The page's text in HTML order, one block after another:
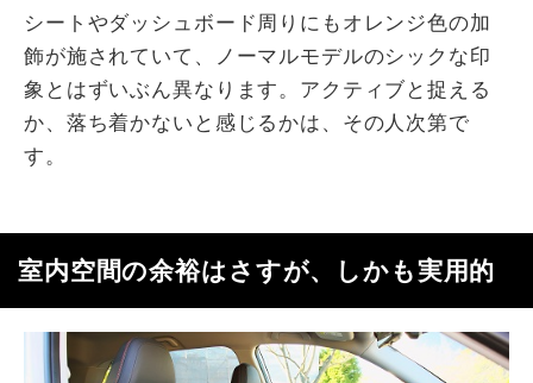
シートやダッシュボード周りにもオレンジ色の加
飾が施されていて、ノーマルモデルのシックな印
象とはずいぶん異なります。アクティブと捉える
か、落ち着かないと感じるかは、その人次第で
す。
室内空間の余裕はさすが、しかも実用的